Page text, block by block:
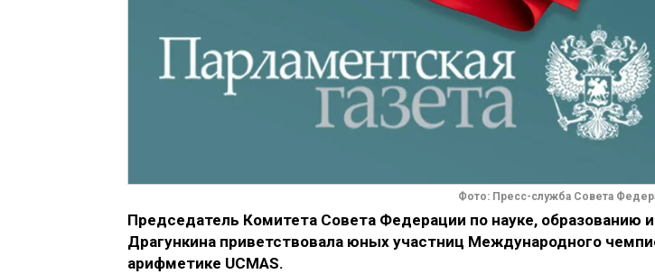
Фото: Пресс-служба Совета
Председатель Комитета Совета Федерации по науке, образованию
Драгункина приветствовала юных участниц Международного
арифметике UCMAS.